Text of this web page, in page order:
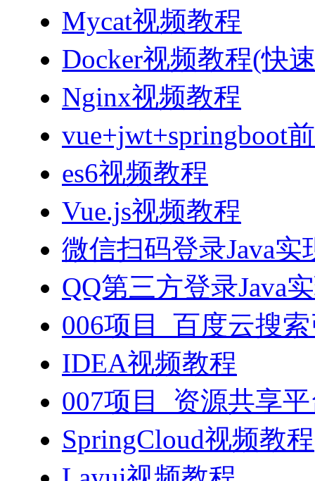
Mycat视频教程
Docker视频教程(快
Nginx视频教程
vue+jwt+springboot
es6视频教程
Vue.js视频教程
微信扫码登录Java实
QQ第三方登录Java
006项目_百度云搜
IDEA视频教程
007项目_资源共享
SpringCloud视频教程